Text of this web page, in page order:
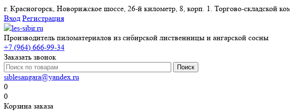
г. Красногорск, Новорижское шоссе, 26-й километр, 8, корп. 1. Торгово-
Вход Регистрация
Производитель пиломатериалов из сибирской лиственницы и ангарской сосны
+7 (964) 666-99-34
Заказать звонок
siblesangara@yandex.ru
0
0
Корзина заказа